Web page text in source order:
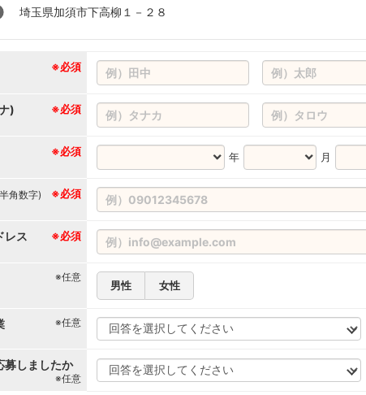
埼玉県加須市下高柳１－２８
※必須
) ※必須
※必須 年 月
※必須
角数字)
レス ※必須
※任意
男性 女性
※任意
募しましたか
※任意